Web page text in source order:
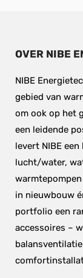
OVER NIBE
NIBE
gebied van
om ook op het
een leidende
levert NIBE
lucht/water,
in nieuwbouw
portfolio een
accessoires –